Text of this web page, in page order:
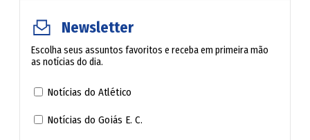
Newsletter
Escolha seus assuntos favoritos e receba em primeira mão
as notícias do dia.
Notícias do Atlético
Notícias do Goiás E. C.